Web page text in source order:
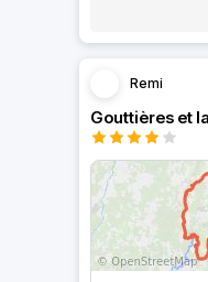
Remi